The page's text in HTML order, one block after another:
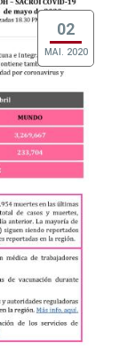
02
MAI. 2020